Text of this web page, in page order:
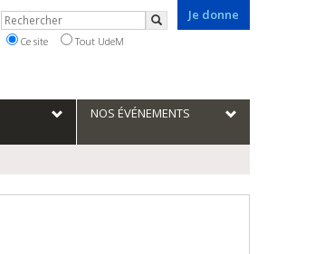
Je donne
Rechercher
Rechercher
Ce site Tout UdeM
NOS ÉVÉNEMENTS